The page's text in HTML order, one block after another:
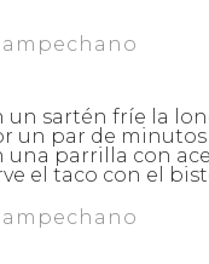
un sartén fríe la
un par de minutos
una parrilla con
el taco con el